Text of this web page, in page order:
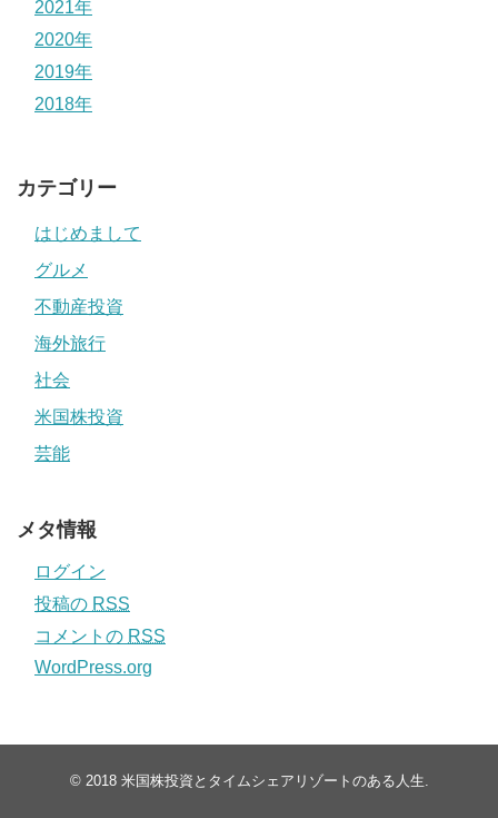
2021年
2020年
2019年
2018年
カテゴリー
はじめまして
グルメ
不動産投資
海外旅行
社会
米国株投資
芸能
メタ情報
ログイン
投稿の RSS
コメントの RSS
WordPress.org
© 2018 米国株投資とタイムシェアリゾートのある人生